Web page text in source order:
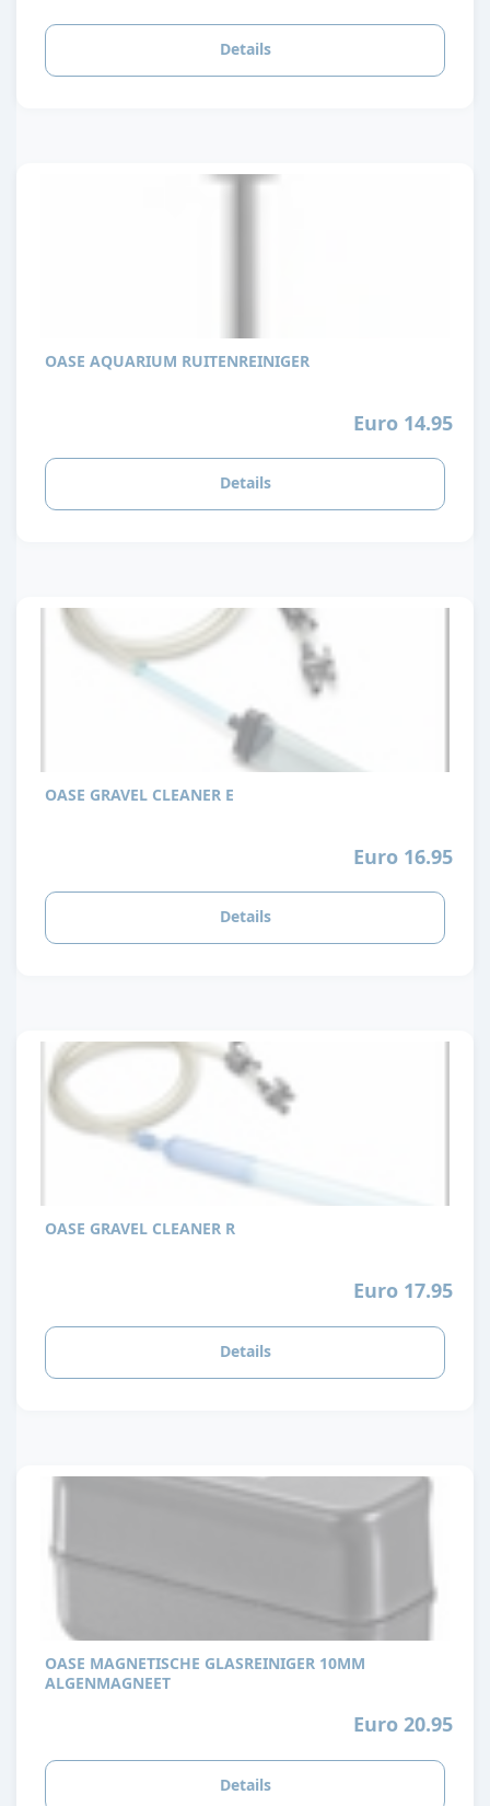
Details
OASE AQUARIUM RUITENREINIGER
Euro 14.95
Details
OASE GRAVEL CLEANER E
Euro 16.95
Details
OASE GRAVEL CLEANER R
Euro 17.95
Details
OASE MAGNETISCHE GLASREINIGER 10MM
ALGENMAGNEET
Euro 20.95
Details